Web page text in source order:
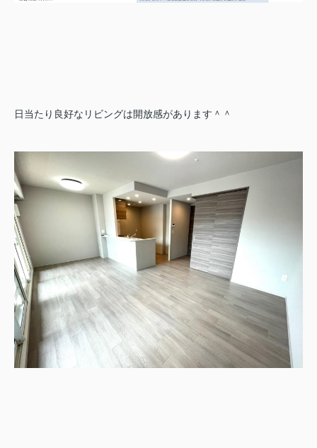
日当たり良好なリビングは開放感があります＾＾